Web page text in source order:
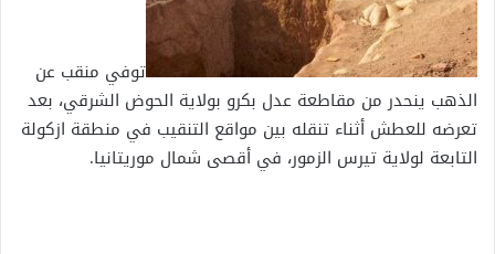
توفي منقب عن
الذهب ينحدر من مقاطعة عدل بكرو بولاية الحوض الشرقي، بعد
تعرضه للعطش أثناء تنقله بين مواقع التنقيب في منطقة ازكولة
التابعة لولاية تيرس الزمور، في أقصى شمال موريتانيا.